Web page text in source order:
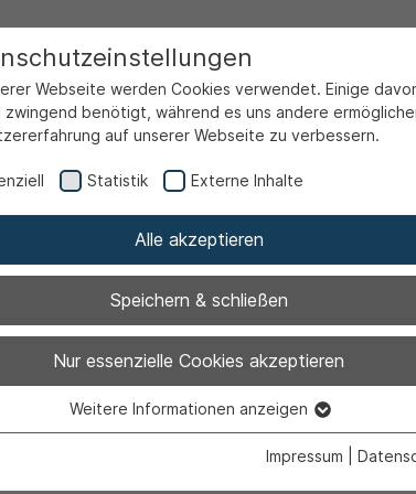
Webseite werden Cookies verwendet. Einige
zwingend benötigt, während es uns andere
auf unserer Webseite zu verbessern.
Statistik Externe Inhalte
Alle akzeptieren
Speichern & schließen
Nur essenzielle Cookies akzeptieren
Cookies werden für grundlegende Funktionen der
Weitere Informationen anzeigen
Impressum